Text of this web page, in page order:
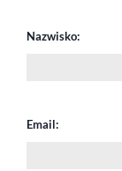
Nazwisko:
Email: